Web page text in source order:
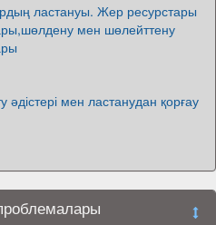
ластануы. Жер ресурстары
мен шөлейттену
әдістері мен ластанудан қорғау